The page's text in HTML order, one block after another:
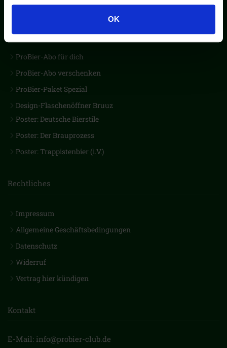
OK
ProBier-Abo für dich
ProBier-Abo verschenken
ProBier-Paket Spezial
Design-Flaschenöffner Bruuz
Poster: Deutsche Bierstile
Poster: Der Brauprozess
Poster: Trappistenbier (i.V.)
Rechtliches
Impressum
Allgemeine Geschäftsbedingungen
Datenschutz
Widerruf
Vertrag hier kündigen
Kontakt
E-Mail: info@probier-club.de